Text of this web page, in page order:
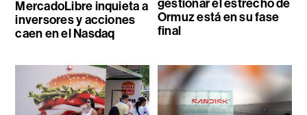
MercadoLibre inquieta a
inversores y acciones
caen en el Nasdaq
gestionar el estrecho de
Ormuz está en su fase
final